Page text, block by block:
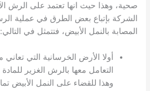
صحية، وهذا حيث انها تعتمد على الرش
الشركة بإتباع بعض الطرق في عملية
المصابة بالنمل الأبيض، فتتمثل في التالي:
أولا الأرض الخرسانية التي تعاني
التعامل معها بالرش الغزير
وهذا للقضاء على النمل الأبيض